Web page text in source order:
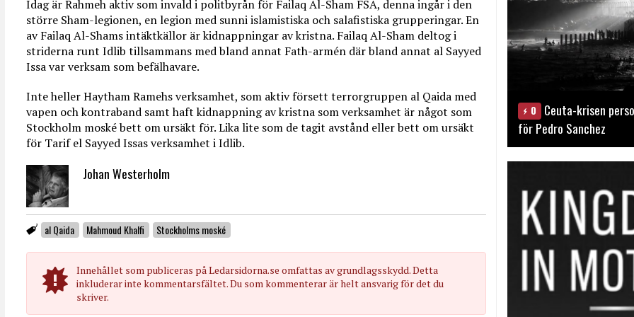
Idag är Rahmeh aktiv som invald i politbyrån för Failaq Al-Sham FSA, denna ingår i den
större Sham-legionen, en legion med sunni islamistiska och salafistiska grupperingar. En
av Failaq Al-Shams intäktkällor är kidnappningar av kristna. Failaq Al-Sham deltog i
striderna runt Idlib tillsammans med bland annat Fath-armén där bland annat al Sayyed
Issa var verksam som befälhavare.
Inte heller Haytham Ramehs verksamhet, som aktiv försett terrorgruppen al Qaida med
vapen och kontraband samt haft kidnappning av kristna som verksamhet är något som
Stockholm moské bett om ursäkt för. Lika lite som de tagit avstånd eller bett om ursäkt
för Tarif el Sayyed Issas verksamhet i Idlib.
Johan Westerholm
al Qaida Mahmoud Khalfi Stockholms moské
Innehållet som publiceras på Ledarsidorna.se omfattas av grundlagsskydd. Detta
inkluderar inte kommentarsfältet. Du som kommenterar är helt ansvarig för det du
skriver.
0
Ceuta-krisen
för Pedro Sanchez